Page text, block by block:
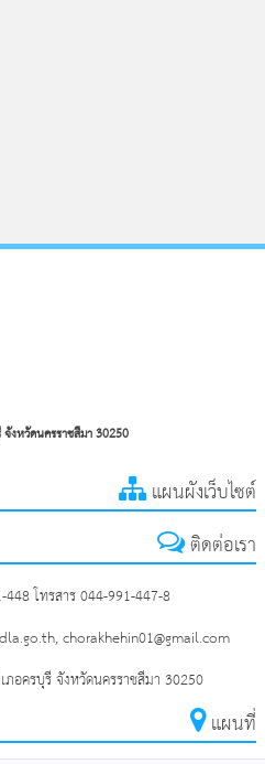
งหวัดนครราชสีมา 30250
แผนผังเว็บไซต์
ติดต่อเรา
โทรสาร 044-991-447-8
chorakhehin01@gmail.com
อครบุรี จังหวัดนครราชสีมา 30250
แผนที่